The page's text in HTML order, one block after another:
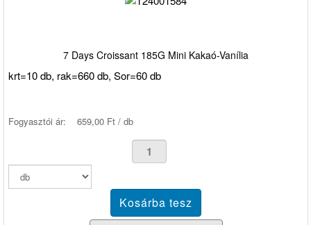
7 Days Croissant 185G Mini Kakaó-Vanília
krt=10 db, rak=660 db, Sor=60 db
Fogyasztói ár: 659,00 Ft / db